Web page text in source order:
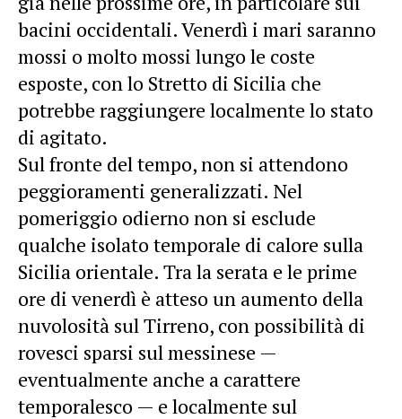
bacini occidentali. Venerdì i mari saranno
mossi o molto mossi lungo le coste
esposte, con lo Stretto di Sicilia che
potrebbe raggiungere localmente lo stato
di agitato.
Sul fronte del tempo, non si attendono
peggioramenti generalizzati. Nel
pomeriggio odierno non si esclude
qualche isolato temporale di calore sulla
Sicilia orientale. Tra la serata e le prime
ore di venerdì è atteso un aumento della
nuvolosità sul Tirreno, con possibilità di
rovesci sparsi sul messinese —
eventualmente anche a carattere
temporalesco — e localmente sul